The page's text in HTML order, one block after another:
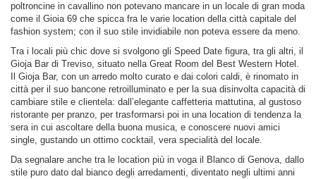
poltroncine in cavallino non potevano mancare in un locale di gran moda
come il Gioia 69 che spicca fra le varie location della città capitale del
fashion system; con il suo stile invidiabile non poteva essere da meno.
Tra i locali più chic dove si svolgono gli Speed Date figura, tra gli altri, il
Gioja Bar di Treviso, situato nella Great Room del Best Western Hotel.
Il Gioja Bar, con un arredo molto curato e dai colori caldi, è rinomato in
città per il suo bancone retroilluminato e per la sua disinvolta capacità di
cambiare stile e clientela: dall’elegante caffetteria mattutina, al gustoso
ristorante per pranzo, per trasformarsi poi in una location di tendenza la
sera in cui ascoltare della buona musica, e conoscere nuovi amici
single, gustando un ottimo cocktail, vera specialità del locale.
Da segnalare anche tra le location più in voga il Blanco di Genova, dallo
stile puro dato dal bianco degli arredamenti, diventato negli ultimi anni